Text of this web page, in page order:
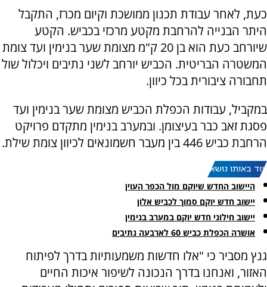
כעת, לאחר עבודת תכנון ממושכת וקיום מכרז, התקבל
היתר הבנייה להרחבת מקטע מרכזי בכביש. הקטע
שיורחב כעת הוא בן 20 ק"מ מצומת שער בנימין ועד צומת
המשטרה הבריטית. הכביש יורחב לשני נתיבים ויכלול שול
תחבורה ציבורית בכל כיוון.
במקביל, עבודות הכפלת הכביש מצומת שער בנימין ועד
פסגת זאב כבר בעיצומן. ובמערב בנימין מתקדם פרויקט
הרחבת כביש 446 בין מעבר חשמונאים לכיוון צומת שילת.
עוד באותו נושא:
היישוב החדש שיוקם מול הכפר העוין
יישוב חדש יוקם סמוך לכביש אלון
יישוב חילוני חדש יוקם במערב בנימין
אושרה הכפלת כביש 60 לארבעה נתיבים
גנץ מסביר כי "אלו חדשות משמעותיות בדרך לפיתוח
האזור, ואנחנו בדרך הנכונה לשיפור איכות החיים